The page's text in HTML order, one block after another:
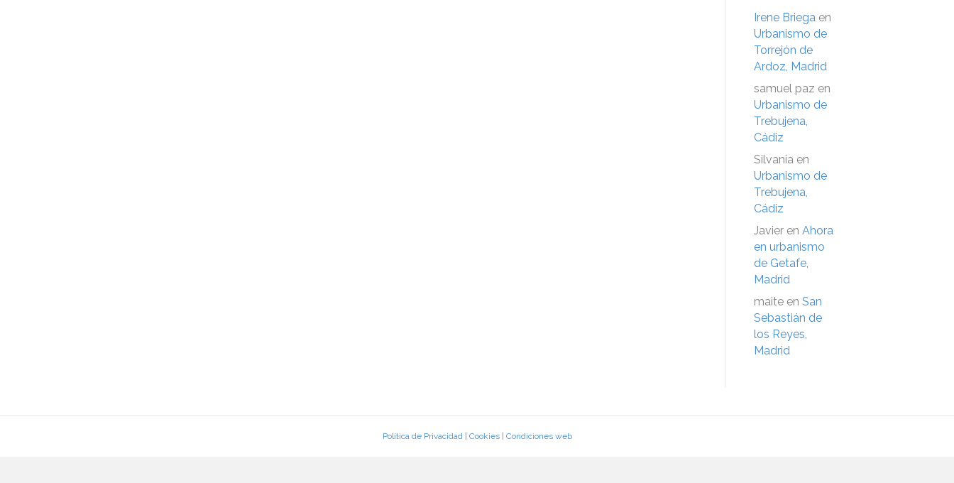
Irene Briega en
Urbanismo de
Torrejón de
Ardoz, Madrid
samuel paz en
Urbanismo de
Trebujena,
Cádiz
Silvania en
Urbanismo de
Trebujena,
Cádiz
Javier en Ahora
en urbanismo
de Getafe,
Madrid
maite en San
Sebastián de
los Reyes,
Madrid
Política de Privacidad| Cookies| Condiciones web